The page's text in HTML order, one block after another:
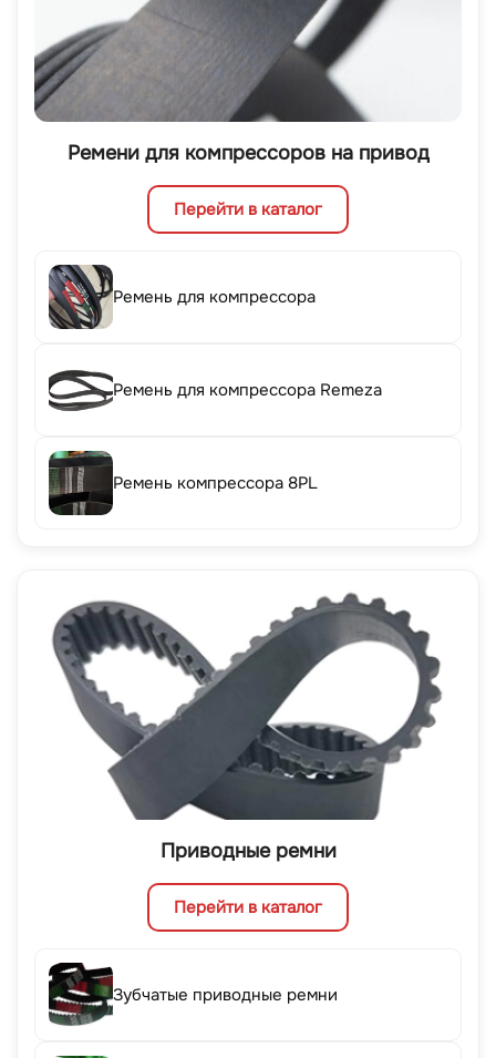
Ремени для компрессоров на привод
Перейти в каталог
Ремень для компрессора
Ремень для компрессора Remeza
Ремень компрессора 8PL
Приводные ремни
Перейти в каталог
Зубчатые приводные ремни